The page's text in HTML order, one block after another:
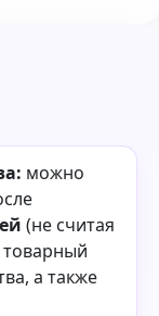
можно
(не считая
товарный
а также